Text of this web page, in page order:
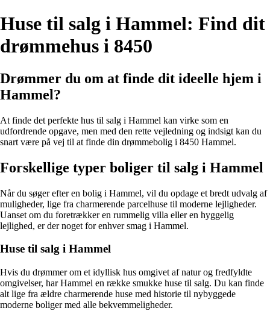
Huse til salg i Hammel: Find dit
drømmehus i 8450
Drømmer du om at finde dit ideelle hjem i
Hammel?
At finde det perfekte hus til salg i Hammel kan virke som en
udfordrende opgave, men med den rette vejledning og indsigt kan du
snart være på vej til at finde din drømmebolig i 8450 Hammel.
Forskellige typer boliger til salg i Hammel
Når du søger efter en bolig i Hammel, vil du opdage et bredt udvalg af
muligheder, lige fra charmerende parcelhuse til moderne lejligheder.
Uanset om du foretrækker en rummelig villa eller en hyggelig
lejlighed, er der noget for enhver smag i Hammel.
Huse til salg i Hammel
Hvis du drømmer om et idyllisk hus omgivet af natur og fredfyldte
omgivelser, har Hammel en række smukke huse til salg. Du kan finde
alt lige fra ældre charmerende huse med historie til nybyggede
moderne boliger med alle bekvemmeligheder.